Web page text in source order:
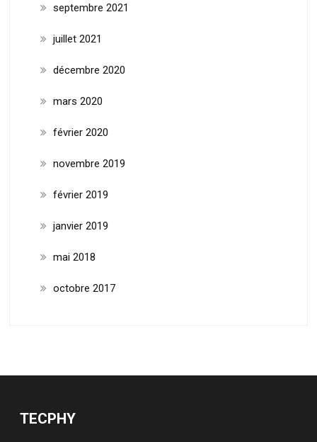
septembre 2021
juillet 2021
décembre 2020
mars 2020
février 2020
novembre 2019
février 2019
janvier 2019
mai 2018
octobre 2017
TECPHY